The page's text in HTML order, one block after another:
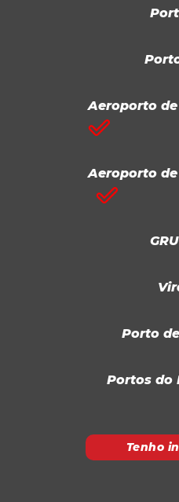
Tenho
Aeroporto
Aeroporto
Porto
Portos